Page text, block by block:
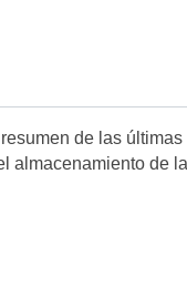
de las últimas
almacenamiento de